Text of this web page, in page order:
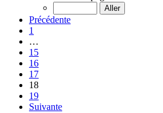
Précédente
1
…
15
16
17
18
19
Suivante